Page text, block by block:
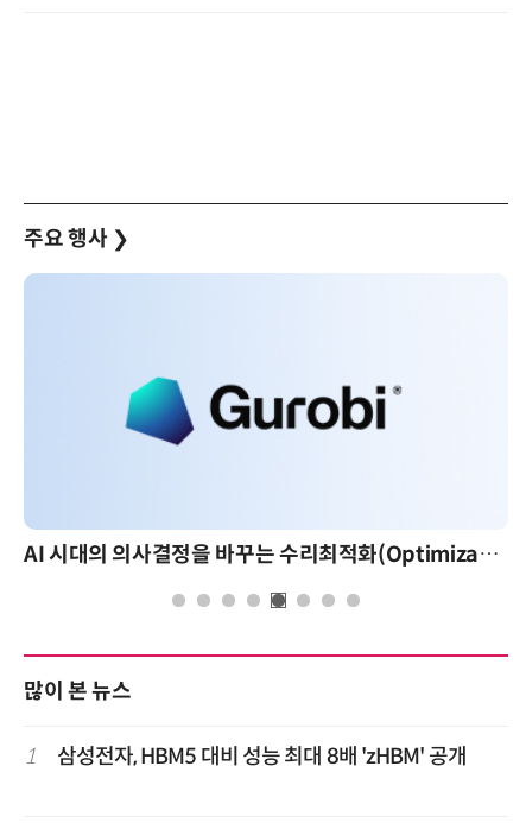
주요 행사 ❯
AI 시대의 의사결정을 바꾸는 수리최적화(Optimization): 실제 산업 적용 사례와 활용 전략 AI 핀옵스 실전 세미나: 폭증하는 AI 토큰 비용 관리 전
많이 본 뉴스
1 삼성전자, HBM5 대비 성능 최대 8배 'zHBM' 공개